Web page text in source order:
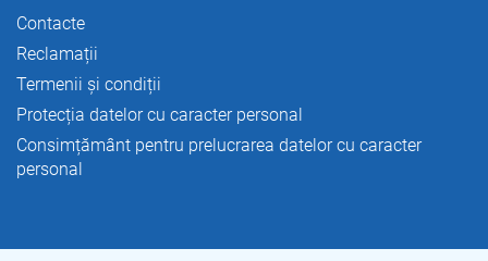
Contacte
Reclamații
Termenii și condiții
Protecția datelor cu caracter personal
Consimțământ pentru prelucrarea datelor cu caracter
personal